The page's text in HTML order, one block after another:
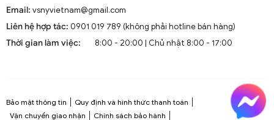
Email: vsnyvietnam@gmail.com
Liên hệ hợp tác: 0901 019 789 (không phải hotline bán hàng)
Thời gian làm việc:
8:00 - 20:00 | Chủ nhật 8:00 - 17:00
Bảo mật thông tin
Quy định và hình thức thanh toán
Vận chuyển giao nhận
Chính sách bảo hành